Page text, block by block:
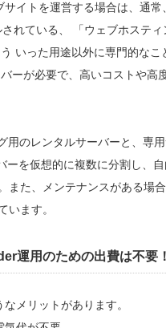
イトを運営する場合は、通常
れている、 「ウェブホステ
いった用途以外に専門的なこ
ーが必要で、高いコストや高
用のレンタルサーバーと、専
ーを仮想的に複数に分割し、
また、メンテナンスがある場
います。
運用のための出費は不要
メリットがあります。